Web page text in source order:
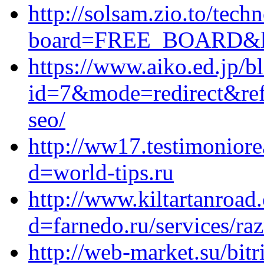
http://solsam.zio.to/
https://www.aiko.ed.jp/
seo/
http://
d=world-tips.ru
http://
d=farnedo.ru/services/
http://web-market.su/